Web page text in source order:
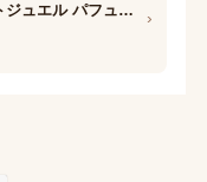
ジルスチュアート ブリリアントジュエル パフュームド ヘアミスト ›